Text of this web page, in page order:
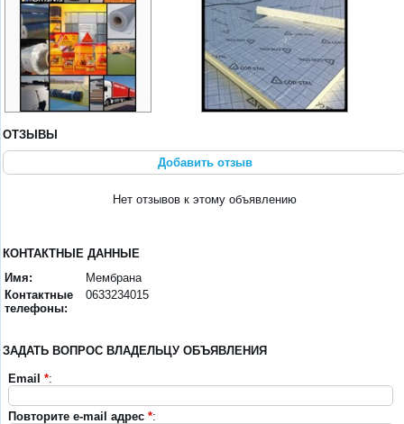
ОТЗЫВЫ
Добавить отзыв
Нет отзывов к этому объявлению
КОНТАКТНЫЕ ДАННЫЕ
Имя:
Мембрана
Контактные
телефоны:
0633234015
ЗАДАТЬ ВОПРОС ВЛАДЕЛЬЦУ ОБЪЯВЛЕНИЯ
Email *:
Повторите e-mail адрес *: